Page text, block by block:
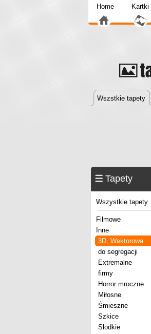
Home Kartki
Wszstkie tapety
Tapety
Wszystkie tapety
Filmowe
Inne
3D, Wektorowa
do segregacji
Extremalne
firmy
Horror mroczne
Miłosne
Śmieszne
Szkice
Słodkie